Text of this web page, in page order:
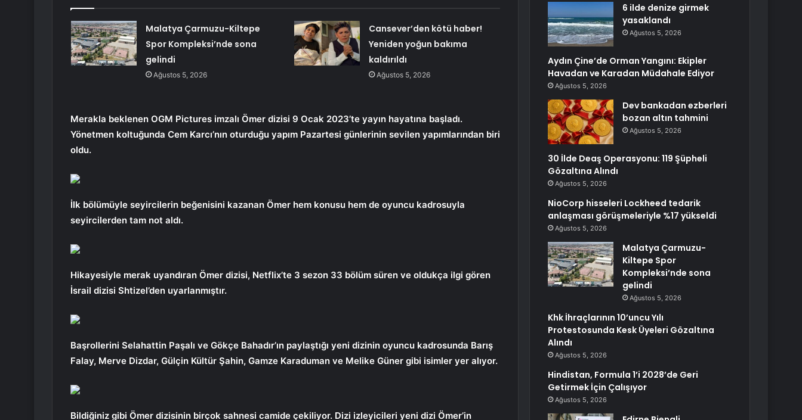
Malatya Çarmuzu-Kiltepe
Spor Kompleksi’nde sona
gelindi
Ağustos 5, 2026
Cansever’den kötü haber!
Yeniden yoğun bakıma
kaldırıldı
Ağustos 5, 2026
Merakla beklenen OGM Pictures imzalı Ömer dizisi 9 Ocak 2023’te yayın hayatına başladı.
Yönetmen koltuğunda Cem Karcı’nın oturduğu yapım Pazartesi günlerinin sevilen yapımlarından biri
oldu.
İlk bölümüyle seyircilerin beğenisini kazanan Ömer hem konusu hem de oyuncu kadrosuyla
seyircilerden tam not aldı.
Hikayesiyle merak uyandıran Ömer dizisi, Netflix’te 3 sezon 33 bölüm süren ve oldukça ilgi gören
İsrail dizisi Shtizel’den uyarlanmıştır.
Başrollerini Selahattin Paşalı ve Gökçe Bahadır’ın paylaştığı yeni dizinin oyuncu kadrosunda Barış
Falay, Merve Dizdar, Gülçin Kültür Şahin, Gamze Karaduman ve Melike Güner gibi isimler yer alıyor.
Bildiğiniz gibi Ömer dizisinin birçok sahnesi camide çekiliyor. Dizi izleyicileri yeni dizi Ömer’in
6 ilde denize girmek
yasaklandı
Ağustos 5, 2026
Aydın Çine’de Orman Yangını: Ekipler
Havadan ve Karadan Müdahale Ediyor
Ağustos 5, 2026
Dev bankadan ezberleri
bozan altın tahmini
Ağustos 5, 2026
30 İlde Deaş Operasyonu: 119 Şüpheli
Gözaltına Alındı
Ağustos 5, 2026
NioCorp hisseleri Lockheed tedarik
anlaşması görüşmeleriyle %17 yükseldi
Ağustos 5, 2026
Malatya Çarmuzu-
Kiltepe Spor
Kompleksi’nde sona
gelindi
Ağustos 5, 2026
Khk İhraçlarının 10’uncu Yılı
Protestosunda Kesk Üyeleri Gözaltına
Alındı
Ağustos 5, 2026
Hindistan, Formula 1’i 2028’de Geri
Getirmek İçin Çalışıyor
Ağustos 5, 2026